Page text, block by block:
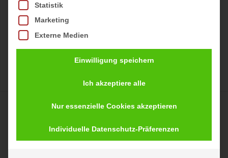
Dekoset Windlicht Ovaro LED
/ Narvik mit Denia sand
€ Ursprünglicher
89,95€Aktueller
Statistik
Marketing
Externe Medien
Einwilligung speichern
Ich akzeptiere alle
Nur essenzielle Cookies akzeptieren
Individuelle Datenschutz-Präferenzen